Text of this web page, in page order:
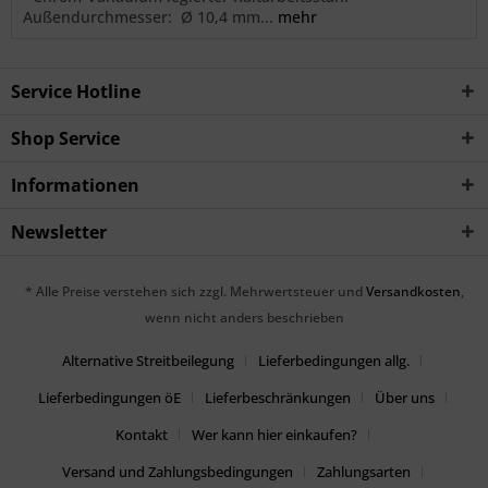
Außendurchmesser: Ø 10,4 mm... mehr
Service Hotline
Shop Service
Informationen
Newsletter
* Alle Preise verstehen sich zzgl. Mehrwertsteuer und Versandkosten,
wenn nicht anders beschrieben
Alternative Streitbeilegung
Lieferbedingungen allg.
Lieferbedingungen öE
Lieferbeschränkungen
Über uns
Kontakt
Wer kann hier einkaufen?
Versand und Zahlungsbedingungen
Zahlungsarten